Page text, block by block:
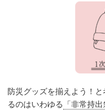
防災グッズを揃えよう！
るのはいわゆる 「非常持出